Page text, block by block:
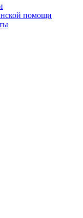
помощи